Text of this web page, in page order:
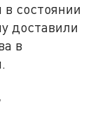
состоянии
доставили
в